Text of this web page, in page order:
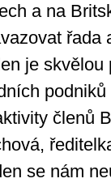
a na
řada
je
členů
se nám